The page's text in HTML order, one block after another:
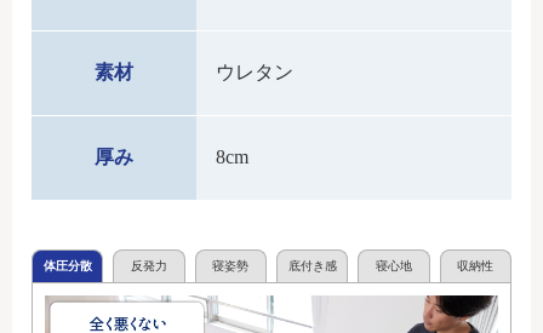
素材 ウレタン
厚み 8cm
体圧分散 反発力 寝姿勢 底付き感 寝心地 収納性